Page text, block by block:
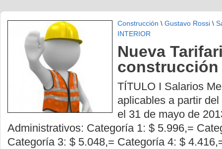
Construcción \ Gustavo Rossi \
INTERIOR
Nueva
construcción
TÍTULO I Salarios
aplicables a partir
el 31 de mayo de
Administrativos: Categoría 1: $ 5.996,=
Categoría 3: $ 5.048,= Categoría 4: $